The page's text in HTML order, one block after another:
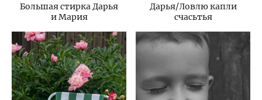
Большая стирка Дарья
и Мария
Дарья/Ловлю капли
счасьтья